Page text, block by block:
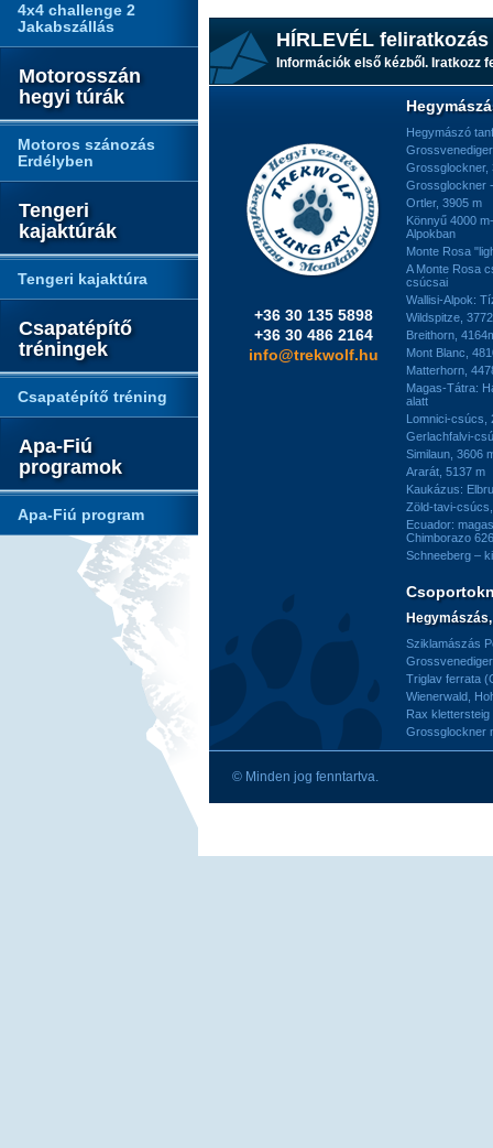
4x4 challenge 2
Jakabszállás
Motorosszán
hegyi túrák
Motoros szánozás
Erdélyben
Tengeri
kajaktúrák
Tengeri kajaktúra
Csapatépítő
tréningek
Csapatépítő tréning
Apa-Fiú
programok
Apa-Fiú program
HÍRLEVÉL feliratkozás
Információk első kézből. Iratkozz
+36 30 135 5898
+36 30 486 2164
info@trekwolf.hu
Hegymászó
Grossglockner,
Grossglockner
Ortler, 3905 m
Könnyű 4000
Alpokban
Monte Rosa
A Monte Rosa
csúcsai
Wallisi-Alpok:
Wildspitze,
Breithorn,
Mont Blanc,
Matterhorn,
Magas-Tátra:
alatt
Lomnici-csúcs,
Gerlachfalvi-
Similaun, 3606
Ararát, 5137 m
Kaukázus:
Zöld-tavi-
Ecuador:
Chimborazo
Schneeberg –
Sziklamászás
Triglav ferrata
Wienerwald,
Rax
Grossglockner
© Minden jog fenntartva.